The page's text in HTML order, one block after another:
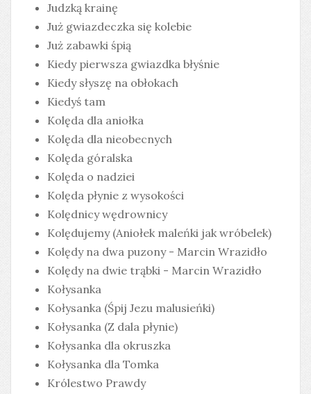
Judzką krainę
Już gwiazdeczka się kolebie
Już zabawki śpią
Kiedy pierwsza gwiazdka błyśnie
Kiedy słyszę na obłokach
Kiedyś tam
Kolęda dla aniołka
Kolęda dla nieobecnych
Kolęda góralska
Kolęda o nadziei
Kolęda płynie z wysokości
Kolędnicy wędrownicy
Kolędujemy (Aniołek maleńki jak wróbelek)
Kolędy na dwa puzony - Marcin Wrazidło
Kolędy na dwie trąbki - Marcin Wrazidło
Kołysanka
Kołysanka (Śpij Jezu malusieńki)
Kołysanka (Z dala płynie)
Kołysanka dla okruszka
Kołysanka dla Tomka
Królestwo Prawdy